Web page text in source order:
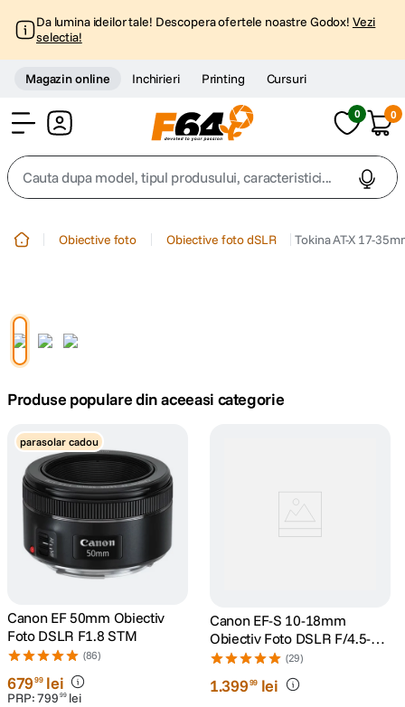
Da lumina ideilor tale! Descopera ofertele noastre Godox! Vezi
selectia!
Magazin online Inchirieri Printing Cursuri
0 0
Cauta dupa model, tipul produsului, caracteristici...
4. peak design
5. lavaliera
6. canon sx740 hs
7 .
sony fx
9 dji mic mini
10 . dji osmo pocket 4
Obiective foto Obiective foto dSLR Tokina AT-X 17-
Produse populare din aceeasi categorie
parasolar cadou
Canon EF 50mm Obiectiv
Foto DSLR F1.8 STM
(86)
67999 lei
PRP:799 99 lei
Canon EF-S 10-18mm
Obiectiv Foto DSLR F/4.5-5.6
IS STM
(29)
1.39999 lei